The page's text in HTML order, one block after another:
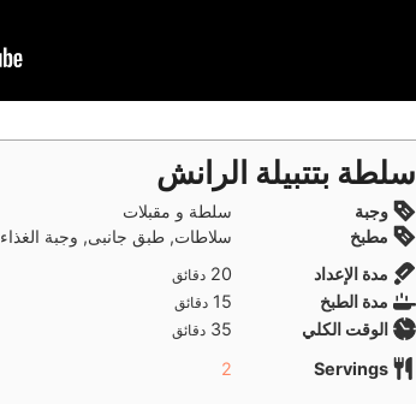
سلطة بتتبيلة الرانش
وجبة
سلطة و مقبلات
مطبخ
سلاطات, طبق جانبى, وجبة الغذاء
مدة الإعداد
20دقائق
دقائق
مدة الطبخ 15دقائق
دقائق
الوقت الكلي 35دقائق
دقائق
Servings
2